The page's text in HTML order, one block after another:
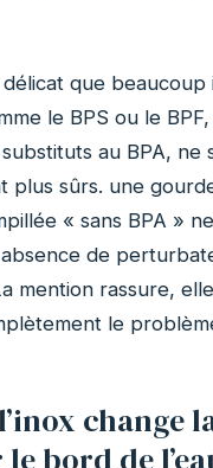
que beaucoup
le BPS ou le
au BPA, ne
plus sûrs. une
« sans BPA »
de
mention rassure,
le
change